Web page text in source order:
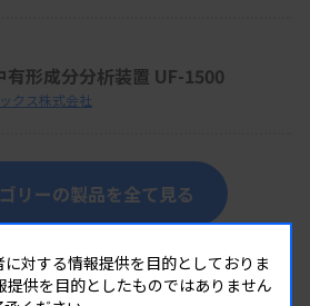
有形成分分析装置 UF-1500
クス株式会社
リーの製品を全て見る
対する情報提供を目的としておりま
提供を目的としたものではありません